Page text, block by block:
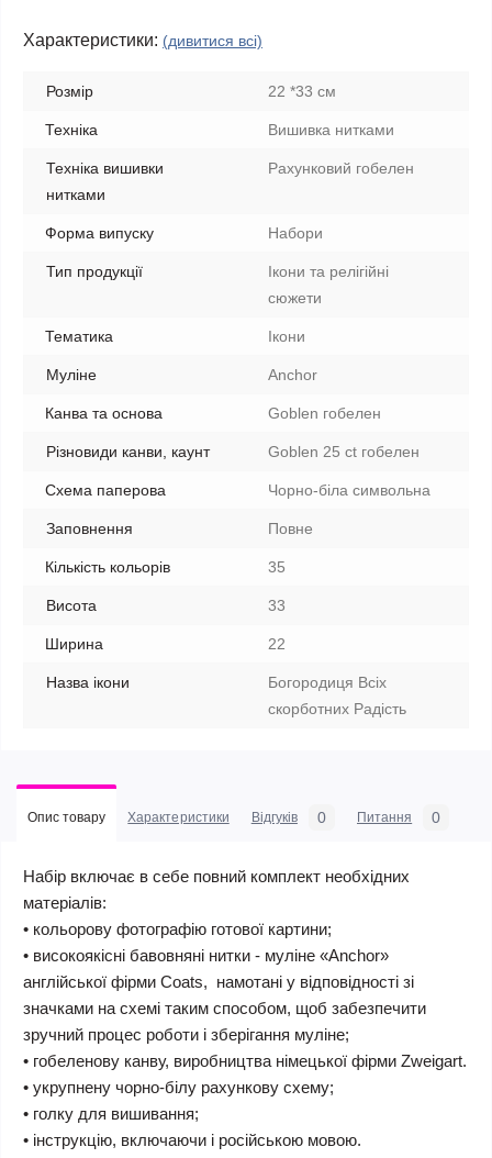
Характеристики: (дивитися всі)
Розмір 22 *33 см
Техніка Вишивка нитками
Техніка вишивки
нитками
Рахунковий гобелен
Форма випуску Набори
Тип продукції
Ікони та релігійні
сюжети
Тематика Ікони
Муліне Anchor
Канва та основа Goblen гобелен
Різновиди канви, каунт Goblen 25 ct гобелен
Схема паперова Чорно-біла символьна
Заповнення Повне
Кількість кольорів 35
Висота 33
Ширина 22
Назва ікони
Богородиця Всіх
скорботних Радість
Опис товару Характеристики Відгуків 0 Питання 0
Набір включає в себе повний комплект необхідних
матеріалів:
• кольорову фотографію готової картини;
• високоякісні бавовняні нитки - муліне «Anchor»
англійської фірми Coats, намотані у відповідності зі
значками на схемі таким способом, щоб забезпечити
зручний процес роботи і зберігання муліне;
• гобеленову канву, виробництва німецької фірми Zweigart.
• укрупнену чорно-білу рахункову схему;
• голку для вишивання;
• інструкцію, включаючи і російською мовою.